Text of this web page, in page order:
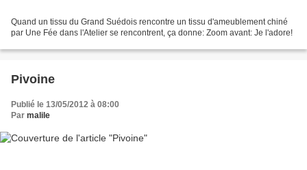
Quand un tissu du Grand Suédois rencontre un tissu d'ameublement chiné
par Une Fée dans l'Atelier se rencontrent, ça donne: Zoom avant: Je l'adore!
Pivoine
Publié le 13/05/2012 à 08:00
Par malile